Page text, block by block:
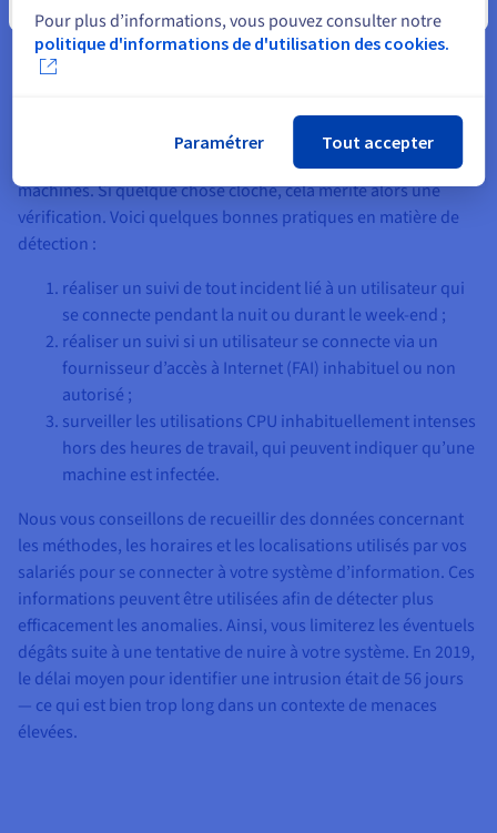
Détecter les comportements inhabituels
Plus difficile à mettre en place, la détection des activités
menace… ou l’arrêter avant qu'il ne soit trop tard. Cette
pratique consiste à garder un œil sur les activités de
l’infrastructure, au niveau des utilisateurs comme à celui des
machines. Si quelque chose cloche, cela mérite alors une
vérification. Voici quelques bonnes pratiques en matière de
détection :
réaliser un suivi de tout incident lié à un utilisateur qui
se connecte pendant la nuit ou durant le week-end ;
réaliser un suivi si un utilisateur se connecte via un
fournisseur d’accès à Internet (FAI) inhabituel ou non
autorisé ;
surveiller les utilisations CPU inhabituellement intenses
hors des heures de travail, qui peuvent indiquer qu’une
machine est infectée.
Nous vous conseillons de recueillir des données concernant
les méthodes, les horaires et les localisations utilisés par vos
salariés pour se connecter à votre système d’information. Ces
informations peuvent être utilisées afin de détecter plus
efficacement les anomalies. Ainsi, vous limiterez les éventuels
dégâts suite à une tentative de nuire à votre système. En 2019,
le délai moyen pour identifier une intrusion était de 56 jours
— ce qui est bien trop long dans un contexte de menaces
élevées.
Pour plus d’informations, vous pouvez consulter notre
politique d'informations de d'utilisation des cookies.
Paramétrer Tout accepter